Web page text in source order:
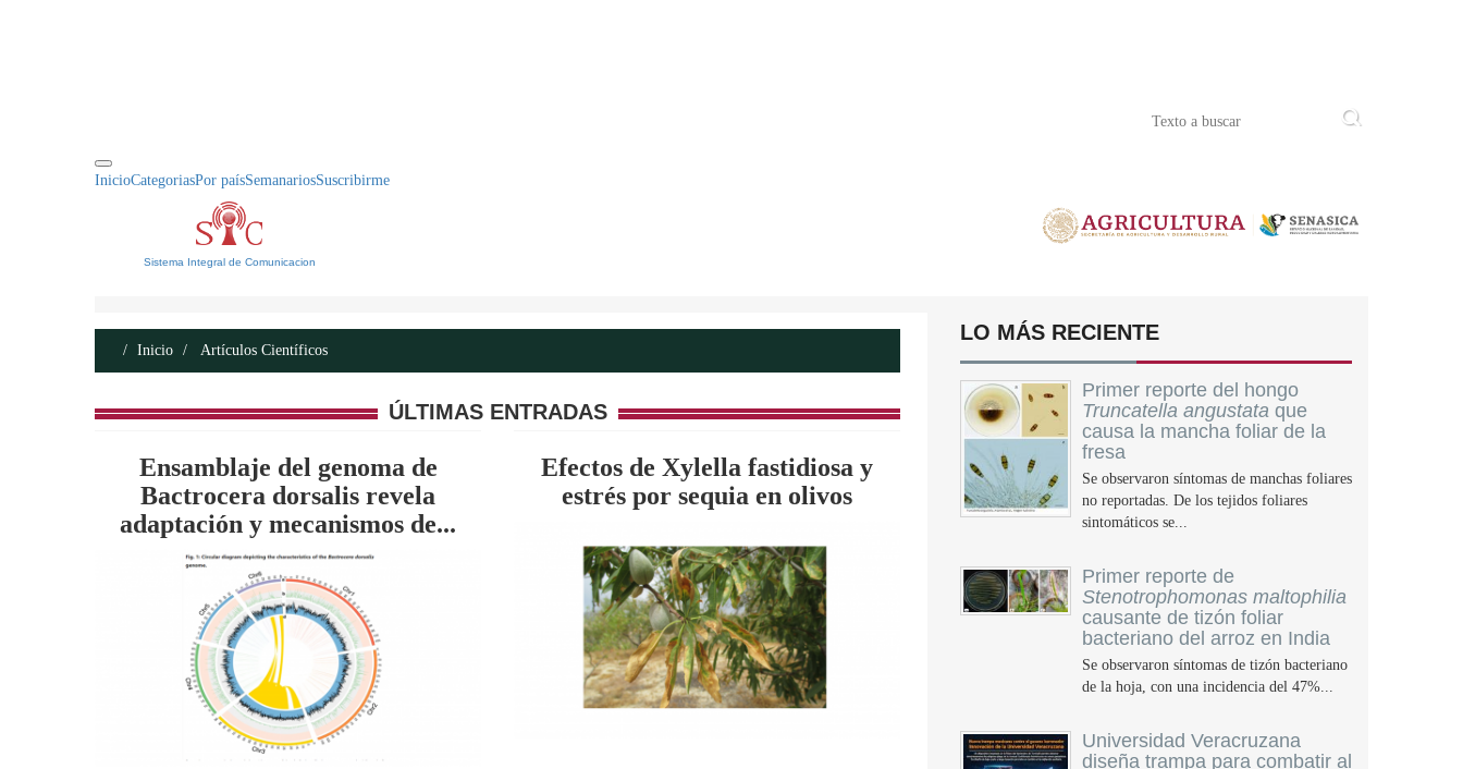
InicioCategoriasPor paísSemanariosSuscribirme
Sistema Integral de Comunicacion
Inicio Artículos Científicos
ÚLTIMAS ENTRADAS
Ensamblaje del genoma de
Bactrocera dorsalis revela
adaptación y mecanismos de...
Efectos de Xylella fastidiosa y
estrés por sequia en olivos
LO MÁS RECIENTE
Primer reporte del hongo
Truncatella angustata que
causa la mancha foliar de la
fresa
Se observaron síntomas de manchas foliares
no reportadas. De los tejidos foliares
sintomáticos se...
Primer reporte de
Stenotrophomonas maltophilia
causante de tizón foliar
bacteriano del arroz en India
Se observaron síntomas de tizón bacteriano
de la hoja, con una incidencia del 47%...
Universidad Veracruzana
diseña trampa para combatir al